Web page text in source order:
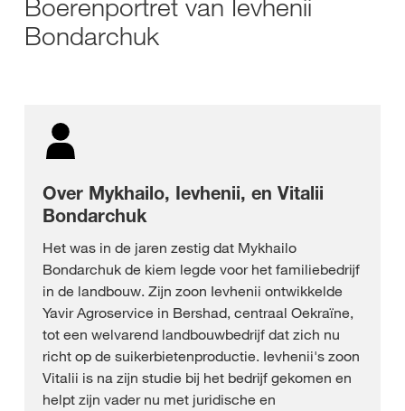
Boerenportret van Ievhenii
Bondarchuk
Over Mykhailo, Ievhenii, en Vitalii
Bondarchuk
Het was in de jaren zestig dat Mykhailo
Bondarchuk de kiem legde voor het familiebedrijf
in de landbouw. Zijn zoon Ievhenii ontwikkelde
Yavir Agroservice in Bershad, centraal Oekraïne,
tot een welvarend landbouwbedrijf dat zich nu
richt op de suikerbietenproductie. Ievhenii's zoon
Vitalii is na zijn studie bij het bedrijf gekomen en
helpt zijn vader nu met juridische en